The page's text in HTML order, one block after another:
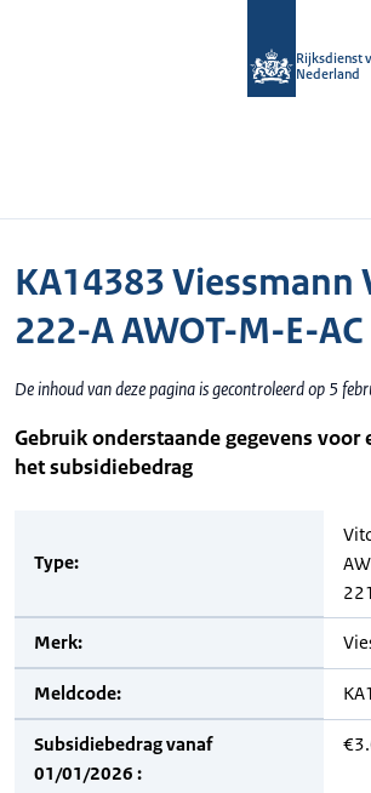
Rijksdienst
Nederland
KA14383 Viessmann
222-A AWOT-M-E-
De inhoud van deze pagina is gecontroleerd op 5
Gebruik onderstaande gegevens voor
het subsidiebedrag
Type:
Merk:
Meldcode:
Subsidiebedrag vanaf
01/01/2026 :